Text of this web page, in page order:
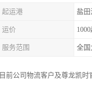
起运港 盐田
运价
服务范围 全国
目前公司物流客户及尊龙凯